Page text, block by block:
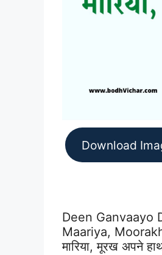
Download
Deen Ganvaayo
Maariya, Moorakh
मारिया, मूरख अपने